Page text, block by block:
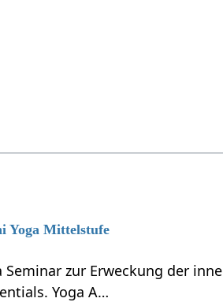
Yoga Mittelstufe
zur Erweckung der
Yoga A…